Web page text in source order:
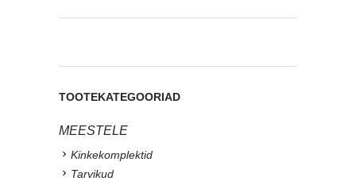
TOOTEKATEGOORIAD
MEESTELE
Kinkekomplektid
Tarvikud